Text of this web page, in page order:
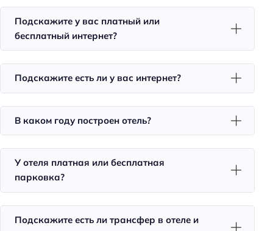
Кондиционер в номере
Мини-бар
Номера для некурящих
Совмещённые номера
Холодильник
Уборка
Бассейн
Подскажите у вас платный или
бесплатный интернет?
Подскажите есть ли у вас интернет?
В каком году построен отель?
У отеля платная или бесплатная
парковка?
Подскажите есть ли трансфер в отеле и